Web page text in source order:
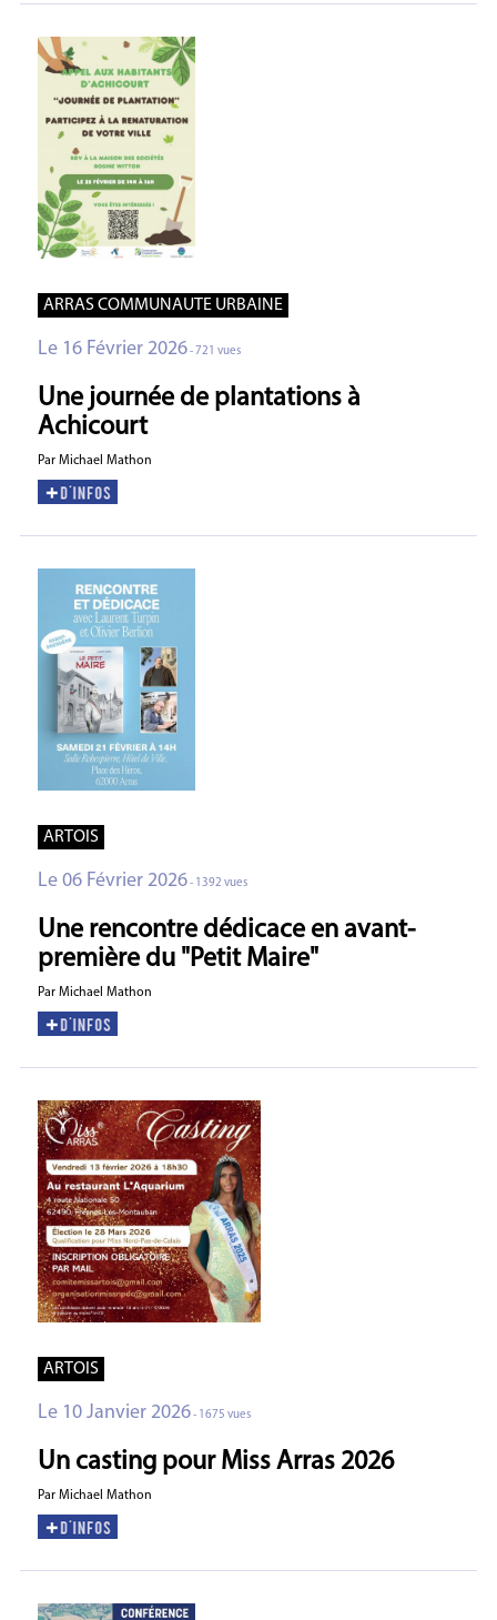
ARRAS COMMUNAUTE URBAINE
Le 16 Février 2026- 721 vues
Une journée de plantations à
Achicourt
Par Michael Mathon
ARTOIS
Le 06 Février 2026- 1392 vues
Une rencontre dédicace en avant-
première du "Petit Maire"
Par Michael Mathon
ARTOIS
Le 10 Janvier 2026- 1675 vues
Un casting pour Miss Arras 2026
Par Michael Mathon